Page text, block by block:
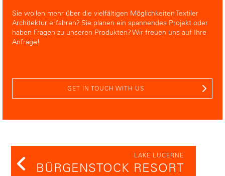
Sie wollen mehr über die vielfältigen Möglichkeiten Textiler
Architektur erfahren? Sie planen ein spannendes Projekt oder
haben Fragen zu unseren Produkten? Wir freuen uns auf Ihre
Anfrage!
GET IN TOUCH WITH US
LAKE LUCERNE
BÜRGENSTOCK RESORT